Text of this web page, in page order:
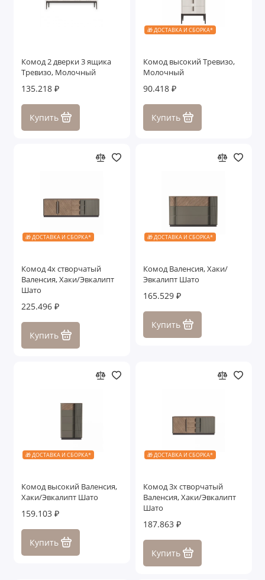
Комод 2 дверки 3 ящика
Тревизо, Молочный
135.218 ₽
Купить
🎁 ДОСТАВКА И СБОРКА*
Комод высокий Тревизо,
Молочный
90.418 ₽
Купить
🎁 ДОСТАВКА И СБОРКА*
Комод 4х створчатый
Валенсия, Хаки/Эвкалипт
Шато
225.496 ₽
Купить
🎁 ДОСТАВКА И СБОРКА*
Комод Валенсия, Хаки/
Эвкалипт Шато
165.529 ₽
Купить
🎁 ДОСТАВКА И СБОРКА*
Комод высокий Валенсия,
Хаки/Эвкалипт Шато
159.103 ₽
Купить
🎁 ДОСТАВКА И СБОРКА*
Комод 3х створчатый
Валенсия, Хаки/Эвкалипт
Шато
187.863 ₽
Купить